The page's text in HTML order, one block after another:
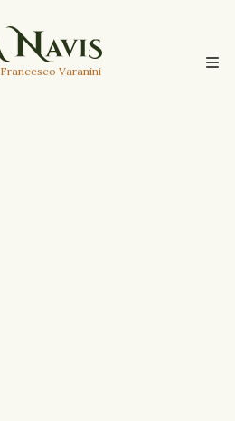
Francesco Varanini